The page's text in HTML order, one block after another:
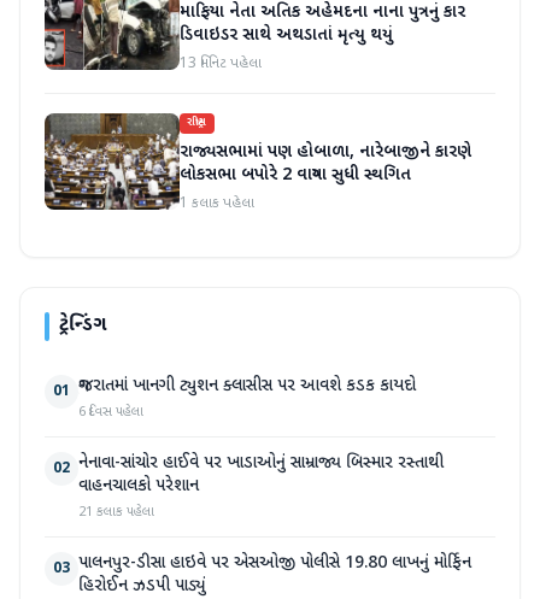
માફિયા નેતા અતિક અહેમદના નાના પુત્રનું કાર
ડિવાઇડર સાથે અથડાતાં મૃત્યુ થયું
13 મિનિટ પહેલા
રાષ્ટ્રીય
રાજ્યસભામાં પણ હોબાળા, નારેબાજીને કારણે
લોકસભા બપોરે 2 વાગ્યા સુધી સ્થગિત
1 કલાક પહેલા
ટ્રેન્ડિંગ
01 ગુજરાતમાં ખાનગી ટ્યુશન ક્લાસીસ પર આવશે કડક કાયદો
6 દિવસ પહેલા
02 નેનાવા-સાંચોર હાઈવે પર ખાડાઓનું સામ્રાજ્ય બિસ્માર રસ્તાથી
વાહનચાલકો પરેશાન
21 કલાક પહેલા
03 પાલનપુર-ડીસા હાઇવે પર એસઓજી પોલીસે 19.80 લાખનું મોર્ફિન
હિરોઈન ઝડપી પાડ્યું